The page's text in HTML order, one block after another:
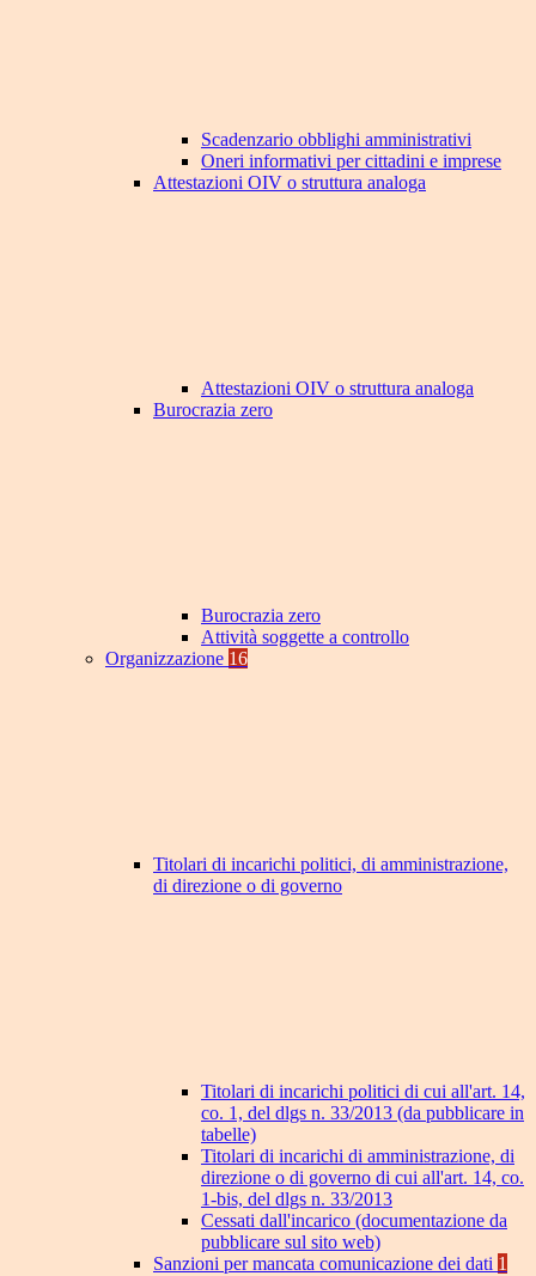
Scadenzario obblighi amministrativi
Oneri informativi per cittadini e imprese
Attestazioni OIV o struttura analoga
Attestazioni OIV o struttura analoga
Burocrazia zero
Burocrazia zero
Attività soggette a controllo
Organizzazione 16
Titolari di incarichi politici, di amministrazione,
di direzione o di governo
Titolari di incarichi politici di cui all'art. 14,
co. 1, del dlgs n. 33/2013 (da pubblicare in
tabelle)
Titolari di incarichi di amministrazione, di
direzione o di governo di cui all'art. 14, co.
1-bis, del dlgs n. 33/2013
Cessati dall'incarico (documentazione da
pubblicare sul sito web)
Sanzioni per mancata comunicazione dei dati 1